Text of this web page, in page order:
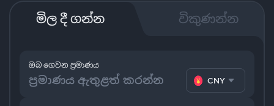
මිල දී ගන්න විකුණන්න
ඔබ ගෙවන ප්‍රමාණය
CNY